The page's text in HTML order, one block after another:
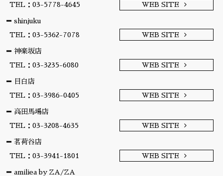
TEL：03-5778-4645
WEB SITE
shinjuku
TEL：03-5362-7078
WEB SITE
神楽坂店
TEL：03-3235-6080
WEB SITE
目白店
TEL：03-3986-0405
WEB SITE
高田馬場店
TEL：03-3208-4635
WEB SITE
茗荷谷店
TEL：03-3941-1801
WEB SITE
amiliea by ZA/ZA